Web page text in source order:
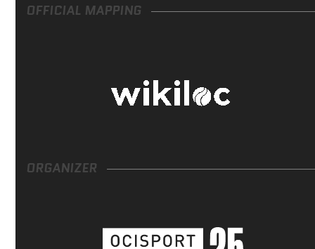
OFFICIAL MAPPING
ORGANIZER